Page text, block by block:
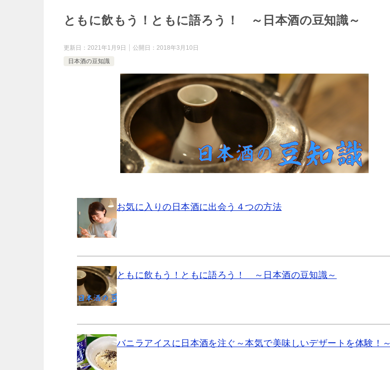
ともに飲もう！ともに語ろう！ ～日本酒の豆知識～
更新日： 2021年1月9日 公開日： 2018年3月10日
日本酒の豆知識
お気に入りの日本酒に出会う４つの方法
ともに飲もう！ともに語ろう！ ～日本酒の豆知識～
バニラアイスに日本酒を注ぐ～本気で美味しいデザートを体験！～